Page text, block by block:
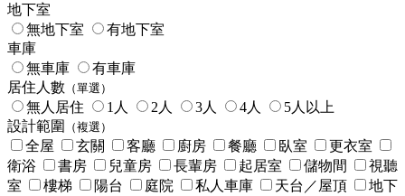
地下室
無地下室
有地下室
車庫
無車庫
有車庫
居住人數 （單選）
無人居住 1人 2人 3人 4人
5人以上
設計範圍
（複選）
全屋 玄關 客廳 廚房 餐廳 臥室
更衣室
衛浴
書房 兒童房 長輩房 起居室 儲物間
視聽
室
樓梯 陽台 庭院 私人車庫 天台／屋頂
地下